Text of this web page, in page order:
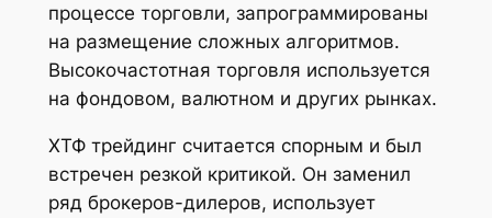
процессе торговли, запрограммированы
на размещение сложных алгоритмов.
Высокочастотная торговля используется
на фондовом, валютном и других рынках.
ХТФ трейдинг считается спорным и был
встречен резкой критикой. Он заменил
ряд брокеров-дилеров, использует